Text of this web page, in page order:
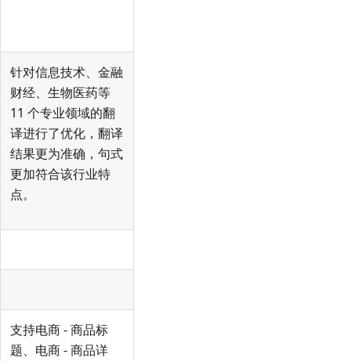
针对信息技术、金融
财经、生物医药等
11 个专业领域的翻
译进行了优化，翻译
结果更为准确，句式
更加符合该行业特
点。
支持电商 - 商品标
题、电商 - 商品详